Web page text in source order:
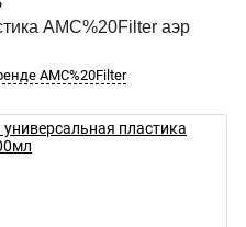
AMC%20Filter аэр
AMC%20Filter